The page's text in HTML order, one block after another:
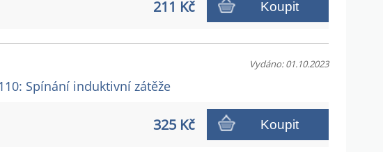
211 Kč Koupit
Spínání induktivní zátěže
Vydáno: 01.10.2023
325 Kč Koupit